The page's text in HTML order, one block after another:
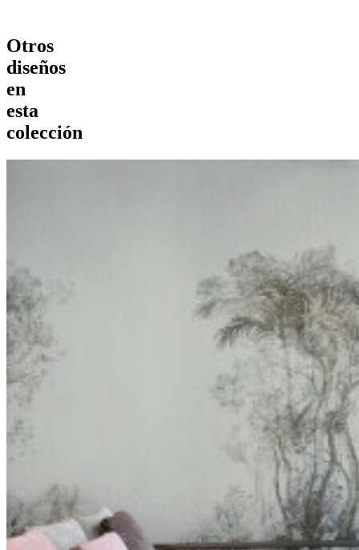
Otros
diseños
en
esta
colección